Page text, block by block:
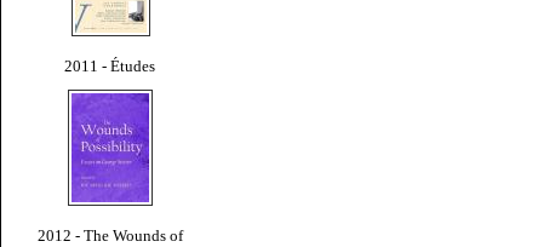
2011 - Études
2012 - The Wounds of